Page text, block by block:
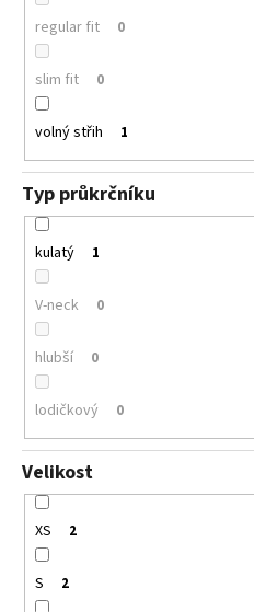
regular fit 0
slim fit 0
volný střih 1
Typ průkrčníku
kulatý 1
V-neck 0
hlubší 0
lodičkový 0
Velikost
XS 2
S 2